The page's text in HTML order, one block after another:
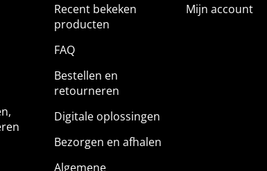
Recent bekeken
producten
FAQ
Bestellen en
retourneren
Digitale oplossingen
Bezorgen en afhalen
Algemene
Mijn account